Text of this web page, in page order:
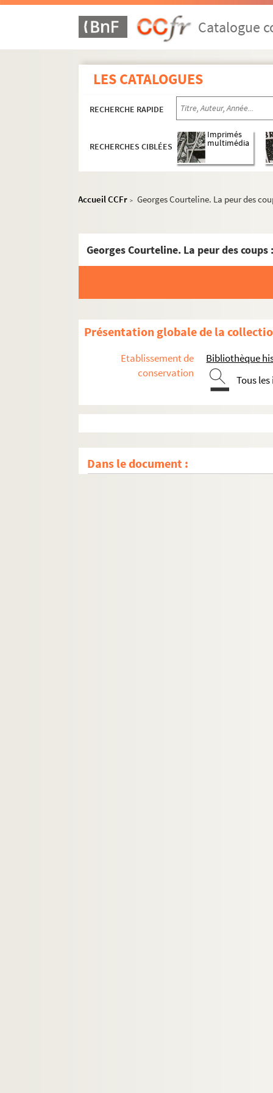
Catalogue
LES CATALOGUES
RECHERCHE RAPIDE
RECHERCHES CIBLÉES
Imprimés
multimédia
Accueil CCFr > Georges Courteline. La peur des
Georges Courteline. La peur des
Présentation globale de la
Etablissement de
conservation
Bibliothèque
Tous
Dans le document :